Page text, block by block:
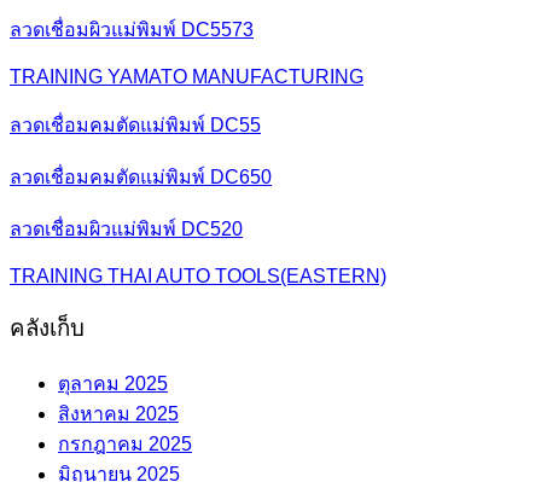
ลวดเชื่อมผิวแม่พิมพ์ DC5573
TRAINING YAMATO MANUFACTURING
ลวดเชื่อมคมตัดแม่พิมพ์ DC55
ลวดเชื่อมคมตัดแม่พิมพ์ DC650
ลวดเชื่อมผิวแม่พิมพ์ DC520
TRAINING THAI AUTO TOOLS(EASTERN)
คลังเก็บ
ตุลาคม 2025
สิงหาคม 2025
กรกฎาคม 2025
มิถุนายน 2025